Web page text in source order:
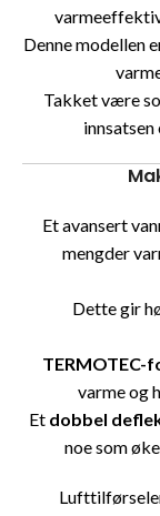
Denne modellen
Takket være
Et avansert
mengder
Dette gir
TERMOTEC-
varme og
Et dobbel
noe som